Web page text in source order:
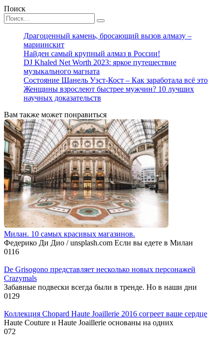
Поиск
Search
for:
Драгоценный камень, бросающий вызов алмазу –
мариинскит
Найден самый крупный алмаз в России!
DJ Khaled Net Worth 2023: яркое путешествие
музыкального магната
Состояние Шанель Уэст-Кост – Как заработала всё это
Женщины взрослеют быстрее мужчин? 10 лучших
научных доказательств
Вам также может понравиться
Милан. 10 самых красивых магазинов.
Федерико Ди Дио / unsplash.com Если вы едете в Милан
0116
De Grisogono представляет несколько новых персонажей
Crazymals
Забавные подвески всегда были в тренде. Но в наши дни
0129
Коллекция Chopard Haute Joaillerie 2016 согреет ваше сердце
Haute Couture и Haute Joaillerie основаны на одних
072